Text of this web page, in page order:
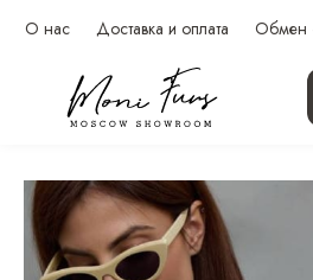
О нас Доставка и оплата Обмен